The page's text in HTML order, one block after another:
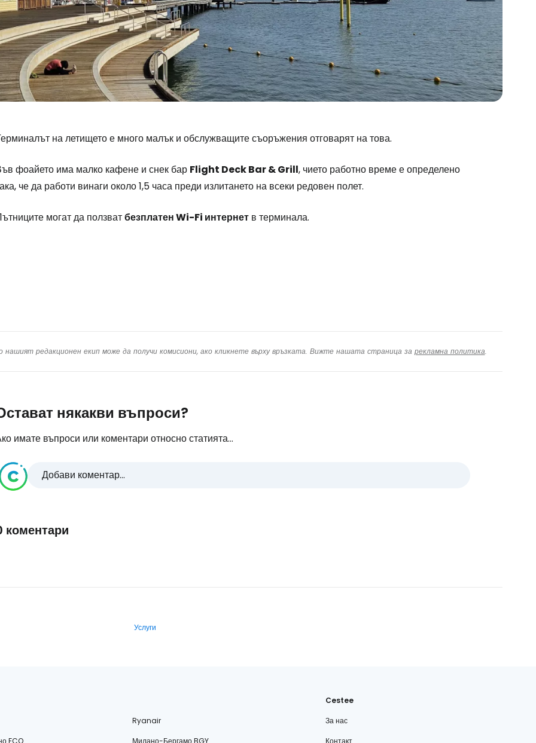
на летището е много малък и обслужващите съоръжения отговарят на това.
фоайето има малко кафене и снек бар Flight Deck Bar & Grill, чието работно време е определено
че да работи винаги около 1,5 часа преди излитането на всеки редовен полет.
могат да ползватбезплатен Wi-Fi интернет в терминала.
редакционен екип може да получи комисиони, ако кликнете върху връзката. Вижте нашата страница за рекламна политика.
някакви въпроси?
имате въпроси или коментари относно статията...
Добави коментар...
коментари
Услуги
Ryanair
FCO
Милано-Бергамо BGY
Cestee
За нас
Контакт
Влезте в Cestee